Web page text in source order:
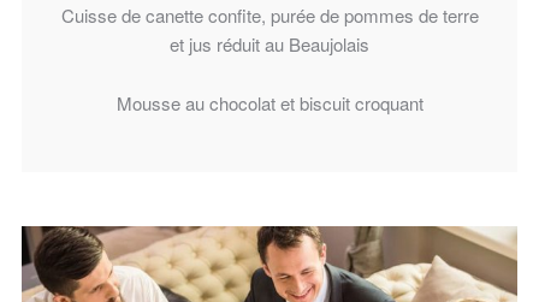
Cuisse de canette confite, purée de pommes de terre
et jus réduit au Beaujolais
Mousse au chocolat et biscuit croquant